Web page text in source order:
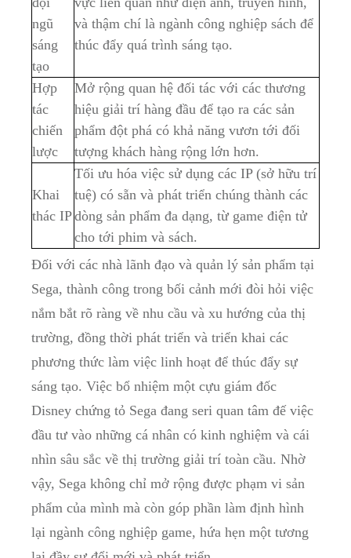
ngũ⁢
sáng
tạo
và‍ thậm chí là ngành công‌ nghiệp sách để
thúc ​đẩy quá ​trình sáng‌ tạo.
Hợp⁣
tác⁢
chiến
lược
Mở rộng quan hệ đối‍ tác với các‌ thương⁤
hiệu giải trí‍ hàng đầu để⁤ tạo ​ra⁣ các sản
phẩm đột phá có khả năng vươn tới đối⁢
tượng khách ⁣hàng rộng lớn hơn.
Khai
thác IP
Tối ưu hóa‍ việc sử dụng các ‌IP (sở hữu trí
tuệ) có sẵn và phát ‌triển chúng thành⁤ các
‍dòng sản​ phẩm‌ đa ‍dạng,⁢ từ game điện tử
cho tới phim và sách.
Đối ‌với các nhà lãnh⁤ đạo và quản lý sản phẩm ⁤tại‌
Sega, ​thành công trong bối cảnh mới đòi ​hỏi việc
nắm bắt⁢ rõ ràng về nhu cầu và ​xu‌ hướng của thị
trường, đồng thời phát triển và triển khai các
phương thức làm ‌việc ⁣linh ​hoạt để thúc đẩy ⁤sự‍
sáng tạo. Việc bổ nhiệm một cựu giám đốc‍
Disney ​chứng tỏ Sega ⁣đang seri quan tâm đế​ việc
đầu tư vào⁣ những cá nhân có kinh nghiệm và cái
nhìn sâu sắc ‍về⁤ thị trường giải ‍trí toàn cầu. Nhờ
vậy, Sega không chỉ mở rộng​ được phạm vi sản
phẩm của mình mà còn góp phần làm định hình
lại ngành công nghiệp game, hứa hẹn một tương